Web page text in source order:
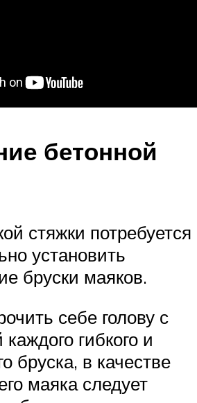
бетонной
стяжки потребуется
установить
бруски маяков.
себе голову с
гибкого и
бруска, в качестве
маяка следует